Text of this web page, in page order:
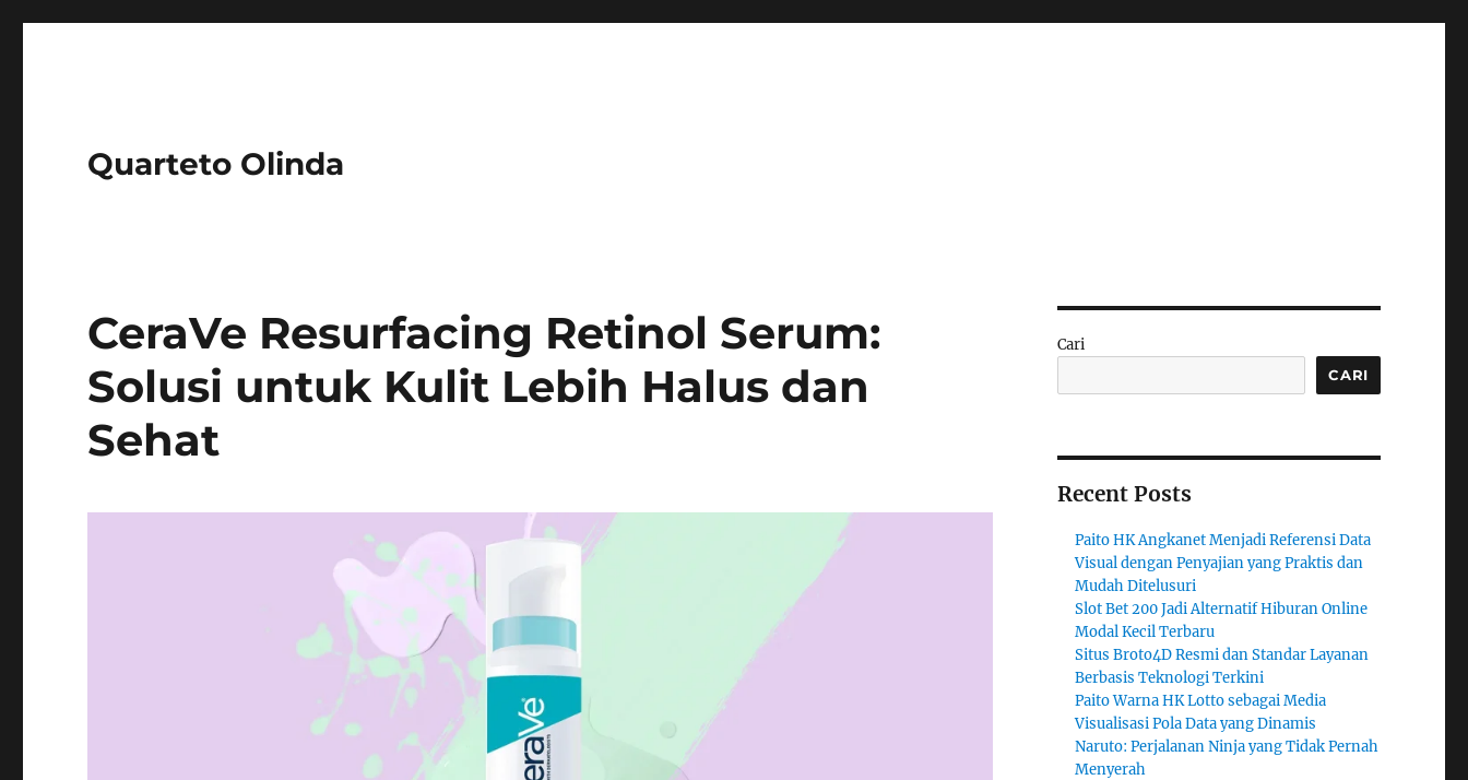
Quarteto Olinda
CeraVe Resurfacing Retinol Serum:
Solusi untuk Kulit Lebih Halus dan
Sehat
Cari
CARI
Recent Posts
Paito HK Angkanet Menjadi Referensi Data
Visual dengan Penyajian yang Praktis dan
Mudah Ditelusuri
Slot Bet 200 Jadi Alternatif Hiburan Online
Modal Kecil Terbaru
Situs Broto4D Resmi dan Standar Layanan
Berbasis Teknologi Terkini
Paito Warna HK Lotto sebagai Media
Visualisasi Pola Data yang Dinamis
Naruto: Perjalanan Ninja yang Tidak Pernah
Menyerah